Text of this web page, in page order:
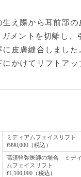
え際から耳前部の
メントを切離し、
皮膚縫合しました
かけてリフトア
ミディアムフェイスリフト
¥990,000（税込）
高須幹弥医師の場合 ミデ
ムフェイスリフト
¥1,100,000（税込）